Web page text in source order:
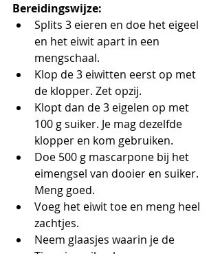
Bereidingswijze:
Splits 3 eieren en doe het eigeel
en het eiwit apart in een
mengschaal.
Klop de 3 eiwitten eerst op met
de klopper. Zet opzij.
Klopt dan de 3 eigelen op met
100 g suiker. Je mag dezelfde
klopper en kom gebruiken.
Doe 500 g mascarpone bij het
eimengsel van dooier en suiker.
Meng goed.
Voeg het eiwit toe en meng heel
zachtjes.
Neem glaasjes waarin je de